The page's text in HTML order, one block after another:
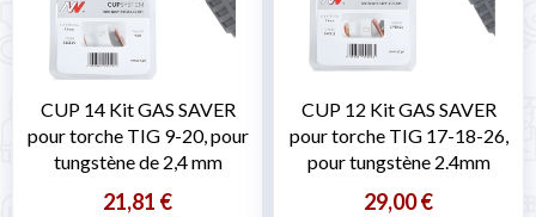
CUP 14 Kit GAS SAVER
pour torche TIG 9-20, pour
tungstène de 2,4 mm
21,81 €
CUP 12 Kit GAS SAVER
pour torche TIG 17-18-26,
pour tungstène 2.4mm
29,00 €